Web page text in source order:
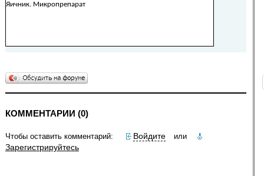
Яичник. Микропрепарат
КОММЕНТАРИИ (0)
Чтобы оставить комментарий: Войдите или
Зарегистрируйтесь